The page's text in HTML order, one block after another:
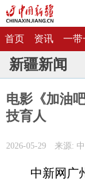
首页 资讯 一带
新疆新闻
电影《加油
技育人
2026-05-29 来源:
中新网广州